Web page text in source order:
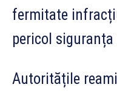
fermitate
pericol siguranța
Autoritățile